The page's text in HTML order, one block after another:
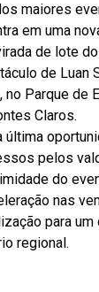
maiores
em uma
de lote
de Luan
no Parque de
Claros.
última
pelos
do
nas
para
regional.